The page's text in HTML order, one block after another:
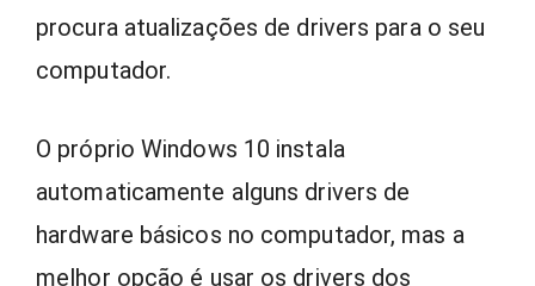
procura atualizações de drivers para o seu
computador.
O próprio Windows 10 instala
automaticamente alguns drivers de
hardware básicos no computador, mas a
melhor opção é usar os drivers dos